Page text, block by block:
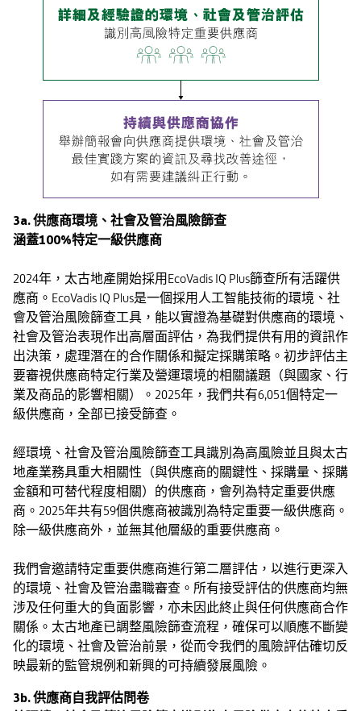
3a. 供應商環境、社會及管治風險篩查
涵蓋100%特定一級供應商
2024年，太古地產開始採用EcoVadis IQ Plus篩查所有活躍供
應商。EcoVadis IQ Plus是一個採用人工智能技術的環境、社
會及管治風險篩查工具，能以實證為基礎對供應商的環境、
社會及管治表現作出高層面評估，為我們提供有用的資訊作
出決策，處理潛在的合作關係和擬定採購策略。初步評估主
要審視供應商特定行業及營運環境的相關議題（與國家、行
業及商品的影響相關）。2025年，我們共有6,051個特定一
級供應商，全部已接受篩查。
經環境、社會及管治風險篩查工具識別為高風險並且與太古
地產業務具重大相關性（與供應商的關鍵性、採購量、採購
金額和可替代程度相關）的供應商，會列為特定重要供應
商。2025年共有59個供應商被識別為特定重要一級供應商。
除一級供應商外，並無其他層級的重要供應商。
我們會邀請特定重要供應商進行第二層評估，以進行更深入
的環境、社會及管治盡職審查。所有接受評估的供應商均無
涉及任何重大的負面影響，亦未因此終止與任何供應商合作
關係。太古地產已調整風險篩查流程，確保可以順應不斷變
化的環境、社會及管治前景，從而令我們的風險評估確切反
映最新的監管規例和新興的可持續發展風險。
3b. 供應商自我評估問卷